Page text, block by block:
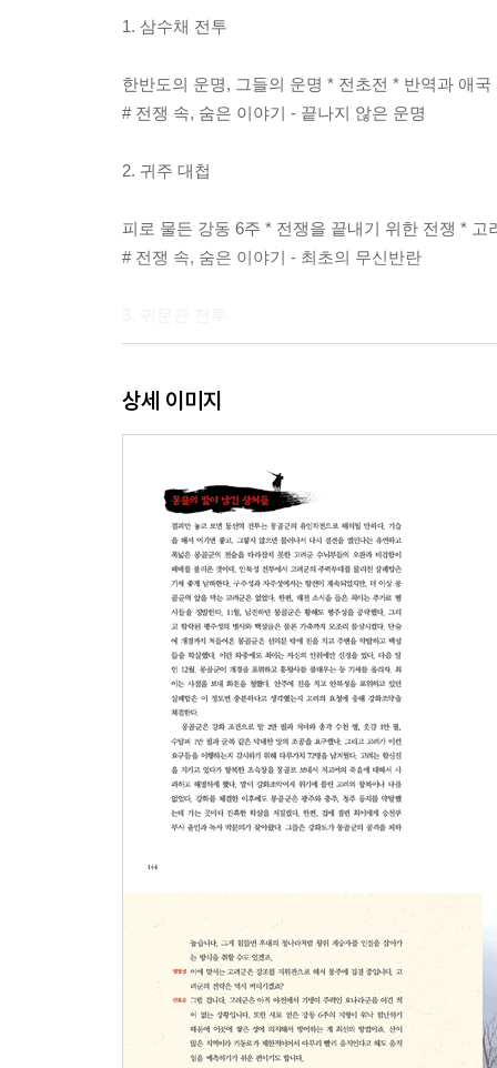
1. 삼수채 전투
한반도의 운명, 그들의 운명 * 전초전 * 반역과 애
# 전쟁 속, 숨은 이야기 - 끝나지 않은 운명
2. 귀주 대첩
피로 물든 강동 6주 * 전쟁을 끝내기 위한 전쟁 *
# 전쟁 속, 숨은 이야기 - 최초의 무신반란
# 전쟁 속, 숨은 이야기 - 동북 9성의 위치는 어디일
끝이 없는 전쟁의 터널에 빠져들다 * 고려판 베트
# 전쟁 속, 숨은 이야기 - 척미네이터, 소드마스터
5. 동선역, 안북성 전투
나비 효과 * 사상 최강의 군대 * 넘사벽 * 몽골의 칼
# 전쟁 속, 숨은 이야기 - 영웅들의 뒷얘기
6. 충주산성 전투
이상한 전쟁 * 처인성의 영웅, 충주산성으로 가다
# 전쟁 속, 숨은 이야기 - 압해도 사람들
7. 제1차 일본 원정
끝나지 않은 전쟁 * 일본의 무인 시대 * 전쟁의 파
# 전쟁 속, 숨은 이야기 - 태풍은 불지 않았다?
8. 제2차 일본 원정
상세 이미지